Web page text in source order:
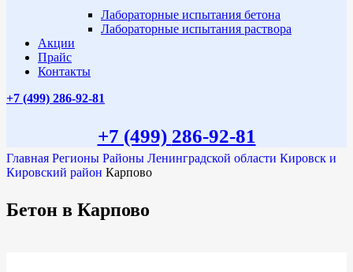
Лабораторные испытания бетона
Лабораторные испытания раствора
Акции
Прайс
Контакты
+7 (499) 286-92-81
+7 (499) 286-92-81
Главная Регионы Районы Ленинградской области Кировск и
Кировский район Карпово
Бетон в Карпово